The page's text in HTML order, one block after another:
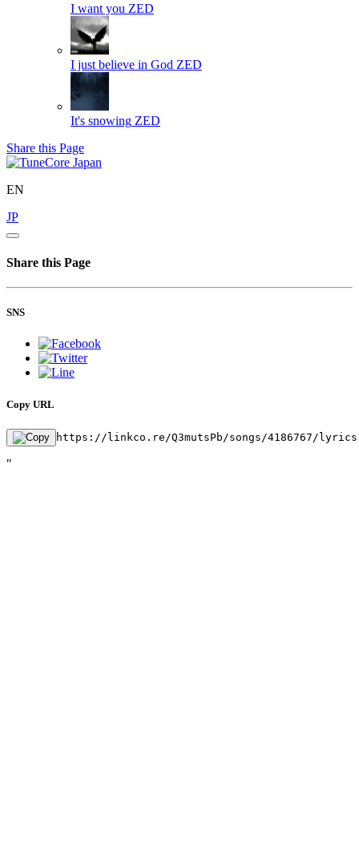
I want you ZED
I just believe in God ZED
It's snowing ZED
Share this Page
EN
JP
Share this Page
SNS
Copy URL
https://linkco.re/Q3mutsPb/songs/4186767/
"